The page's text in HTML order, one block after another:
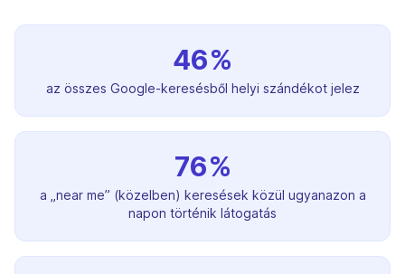
46%
az összes Google-keresésből helyi szándékot jelez
76%
a „near me” (közelben) keresések közül ugyanazon a
napon történik látogatás